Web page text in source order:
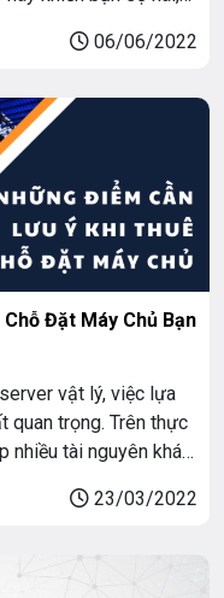
06/06/2022
Đặt Máy Chủ Bạn
vật lý, việc lựa
quan trọng. Trên thực
nhiều tài nguyên khác
23/03/2022